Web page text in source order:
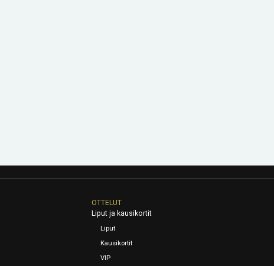
OTTELUT
Liput ja kausikortit
Liput
Kausikortit
VIP